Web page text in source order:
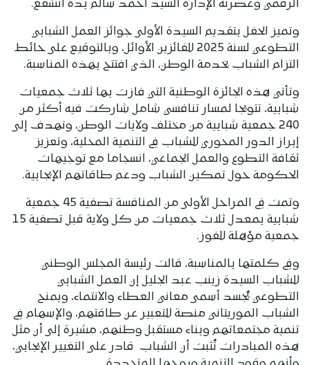
الرقمي وعصرنة الإدارة السيد أحمد سالم بدة أتشفغ.
وتميز الحفل بتقديم السيدة الأولى جوائز العمل الشبابي
التطوعي لسنة 2025 للفائزين الأوائل، وبالتوقيع على حائط
التزام الشباب بخدمة الوطن، الذي افتتح بهذه المناسبة.
وتأتي هذه الجائزة الوطنية التي فازت بها ثلاث جمعيات
شبابية، تتويجا لمسار تنافسي شامل شاركت فيه أكثر من
240 جمعية شبابية من مختلف ولايات الوطن، وتهدف إلى
إبراز الدور المحوري للشباب في التنمية المحلية، وتعزيز
ثقافة التطوع والعمل الجماعي، انسجاما مع توجيهات
الحكومة حول تمكين الشباب ودعم طاقاتهم الإيجابية.
وتمت في المراحل الأولى من المنافسة تصفية 45 جمعية
شبابية بمعدل ثلاث جمعيات من كل ولاية قبل تصفية 15
جمعية مؤهلة للفوز.
وفي كلمتها بالمناسبة، قالت رئيسة المجلس الوطني
للشباب السيدة زينب عبد الجليل إن العمل الشبابي
التطوعي يُجسد أسمى معاني العطاء والانتماء، ويمنح
الشباب الموريتاني منصة للتعبير عن طاقتهم، والإسهام في
تنمية مجتمعاتهم وبناء مستقبل وطنهم، مشيرة إلى أن مثل
هذه المبادرات تُثبت أن الشباب قادر على التغيير الإيجابي،